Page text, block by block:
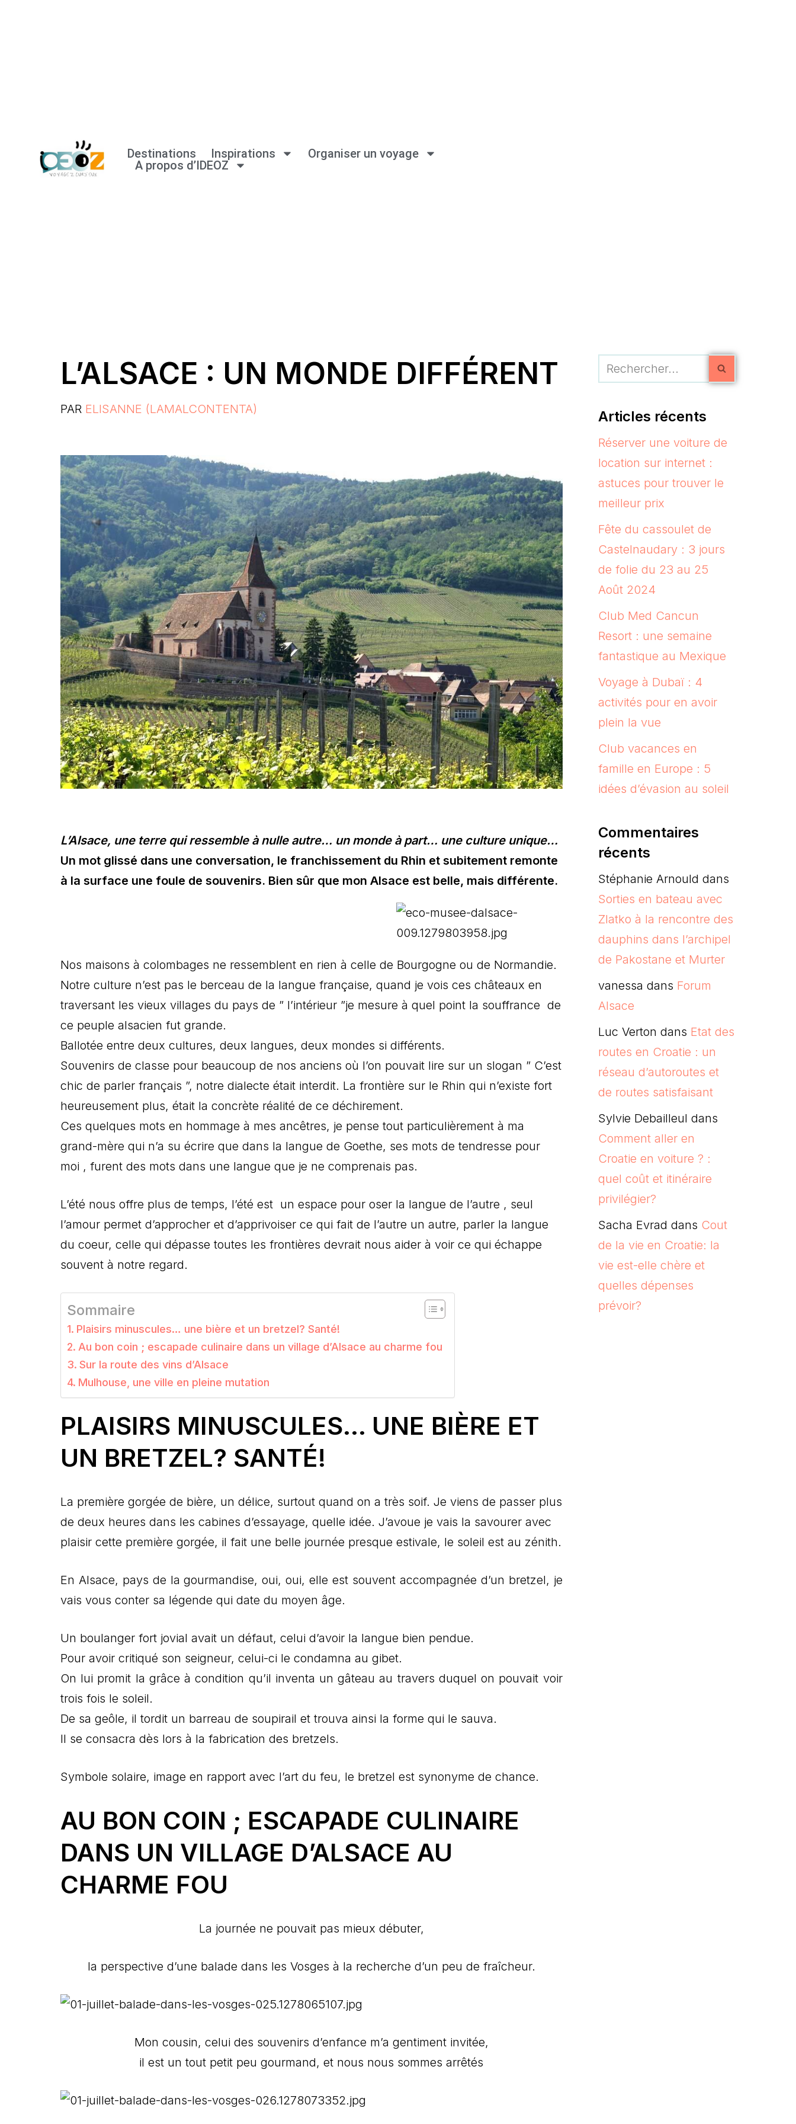
Destinations Inspirations
Organiser un voyage
A propos d’IDEOZ
L’ALSACE : UN MONDE DIFFÉRENT
PAR ELISANNE (LAMALCONTENTA)
L’Alsace, une terre qui ressemble à nulle autre… un monde à part… une culture unique…
Un mot glissé dans une conversation, le franchissement du Rhin et subitement remonte
à la surface une foule de souvenirs. Bien sûr que mon Alsace est belle, mais différente.
Nos maisons à colombages ne ressemblent en rien à celle de Bourgogne ou de Normandie.
Notre culture n’est pas le berceau de la langue française, quand je vois ces châteaux en
traversant les vieux villages du pays de ” l’intérieur ”je mesure à quel point la souffrance de
ce peuple alsacien fut grande.
Ballotée entre deux cultures, deux langues, deux mondes si différents.
Souvenirs de classe pour beaucoup de nos anciens où l’on pouvait lire sur un slogan ” C’est
chic de parler français ”, notre dialecte était interdit. La frontière sur le Rhin qui n’existe fort
heureusement plus, était la concrète réalité de ce déchirement.
Ces quelques mots en hommage à mes ancêtres, je pense tout particulièrement à ma
grand-mère qui n’a su écrire que dans la langue de Goethe, ses mots de tendresse pour
moi , furent des mots dans une langue que je ne comprenais pas.
L’été nous offre plus de temps, l’été est un espace pour oser la langue de l’autre , seul
l’amour permet d’approcher et d’apprivoiser ce qui fait de l’autre un autre, parler la langue
du coeur, celle qui dépasse toutes les frontières devrait nous aider à voir ce qui échappe
souvent à notre regard.
Sommaire
Plaisirs minuscules… une bière et un bretzel? Santé!
Au bon coin ; escapade culinaire dans un village d’Alsace au charme fou
Sur la route des vins d’Alsace
Mulhouse, une ville en pleine mutation
PLAISIRS MINUSCULES… UNE BIÈRE ET
UN BRETZEL? SANTÉ!
La première gorgée de bière, un délice, surtout quand on a très soif. Je viens de passer plus
de deux heures dans les cabines d’essayage, quelle idée. J’avoue je vais la savourer avec
plaisir cette première gorgée, il fait une belle journée presque estivale, le soleil est au zénith.
En Alsace, pays de la gourmandise, oui, oui, elle est souvent accompagnée d’un bretzel, je
vais vous conter sa légende qui date du moyen âge.
Un boulanger fort jovial avait un défaut, celui d’avoir la langue bien pendue.
Pour avoir critiqué son seigneur, celui-ci le condamna au gibet.
On lui promit la grâce à condition qu’il inventa un gâteau au travers duquel on pouvait voir
trois fois le soleil.
De sa geôle, il tordit un barreau de soupirail et trouva ainsi la forme qui le sauva.
Il se consacra dès lors à la fabrication des bretzels.
Symbole solaire, image en rapport avec l’art du feu, le bretzel est synonyme de chance.
AU BON COIN ; ESCAPADE CULINAIRE
DANS UN VILLAGE D’ALSACE AU
CHARME FOU
La journée ne pouvait pas mieux débuter,
la perspective d’une balade dans les Vosges à la recherche d’un peu de fraîcheur.
Mon cousin, celui des souvenirs d’enfance m’a gentiment invitée,
il est un tout petit peu gourmand, et nous nous sommes arrêtés
Articles récents
Réserver une voiture de
location sur internet :
astuces pour trouver le
meilleur prix
Fête du cassoulet de
Castelnaudary : 3 jours
de folie du 23 au 25
Août 2024
Club Med Cancun
Resort : une semaine
fantastique au Mexique
Voyage à Dubaï : 4
activités pour en avoir
plein la vue
Club vacances en
famille en Europe : 5
idées d’évasion au soleil
Commentaires
récents
Stéphanie Arnould dans
Sorties en bateau avec
Zlatko à la rencontre des
dauphins dans l’archipel
de Pakostane et Murter
vanessa dans Forum
Alsace
Luc Verton dans Etat des
routes en Croatie : un
réseau d’autoroutes et
de routes satisfaisant
Sylvie Debailleul dans
Comment aller en
Croatie en voiture ? :
quel coût et itinéraire
privilégier?
Sacha Evrad dans Cout
de la vie en Croatie: la
vie est-elle chère et
quelles dépenses
prévoir?